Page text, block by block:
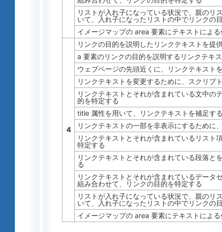
リストが入れ子になっている状況で、親のリ
いて、入れ子になったリストの中でリンクの
イメージマップの area 要素にテキストによ
4
リンクの目的を説明したリンクテキストを提
a 要素のリンクの目的を説明するリンクテキ
ウェブページの先頭近くに、リンクテキスト
リンクテキストを変更するために、スクリプ
リンクテキストとそれが含まれている文中の
的を特定する
title 属性を用いて、リンクテキストを補足す
リンクテキストの一部を非表示にするために
リンクテキストとそれが含まれているリスト
特定する
リンクテキストとそれが含まれている段落と
る
リンクテキストとそれが含まれているデータ
組み合わせて、リンクの目的を特定する
リストが入れ子になっている状況で、親のリ
いて、入れ子になったリストの中でリンクの
イメージマップの area 要素にテキストによ